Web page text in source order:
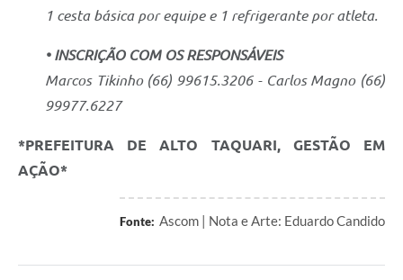
1 cesta básica por equipe e 1 refrigerante por atleta.
• INSCRIÇÃO COM OS RESPONSÁVEIS
Marcos Tikinho (66) 99615.3206 - Carlos Magno (66)
99977.6227
*PREFEITURA DE ALTO TAQUARI, GESTÃO EM
AÇÃO*
Fonte: Ascom | Nota e Arte: Eduardo Candido